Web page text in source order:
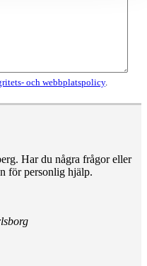
och webbplatspolicy.
Har du några frågor eller
för personlig hjälp.